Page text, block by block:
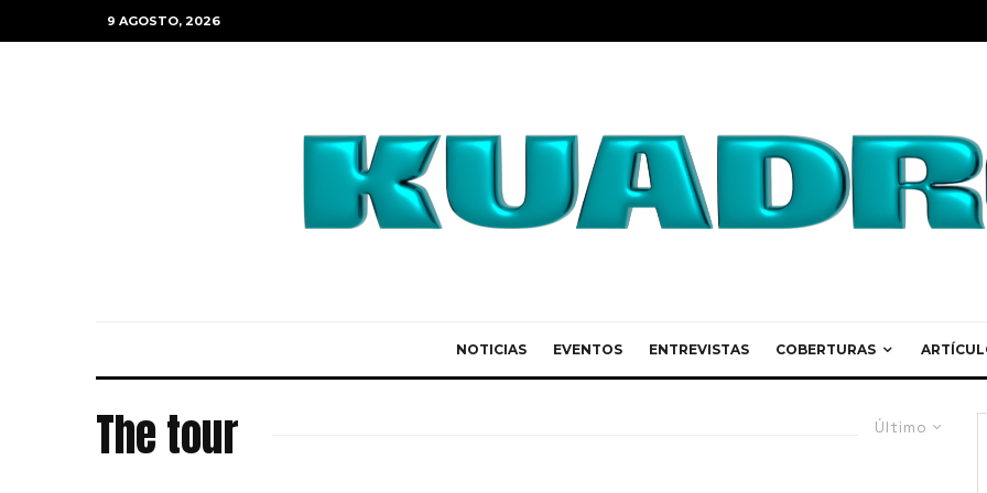
9 AGOSTO, 2026
NOTICIAS EVENTOS ENTREVISTAS COBERTURAS
Último
The tour